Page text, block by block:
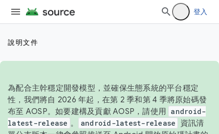
登入
說明文件
為配合主幹穩定開發模型，並確保生態系統的平台穩定
性，我們將自 2026 年起，在第 2 季和第 4 季將原始碼發
布至 AOSP。如要建構及貢獻 AOSP，請使用 android-
latest-release 。 android-latest-release
資訊清